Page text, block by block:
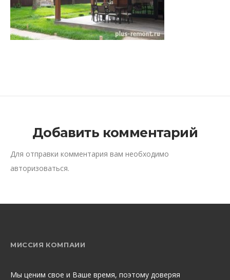
Добавить комментарий
Для отправки комментария вам необходимо
авторизоваться.
МИССИЯ КОМПАИИ
Мы ценим свое и Ваше время, поэтому доверяя